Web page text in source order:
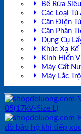
Bể Rửa
Các Loại Tủ
Cân Điện
Cân Phân
Dụng Cụ
Khúc Xạ Kế
Kính Hiển Vi
Máy Cất
Máy Lắc